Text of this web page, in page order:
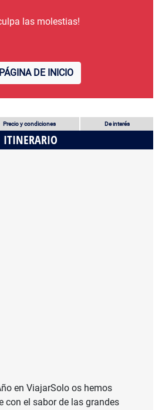
las molestias!
PÁGINA DE INICIO
Precio y condiciones De interés
ITINERARIO
en ViajarSolo os hemos
con el sabor de las grandes